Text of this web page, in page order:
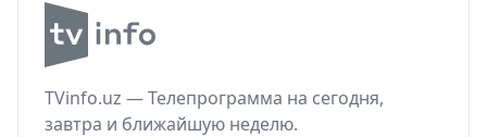
TVinfo.uz — Телепрограмма на сегодня,
завтра и ближайшую неделю.